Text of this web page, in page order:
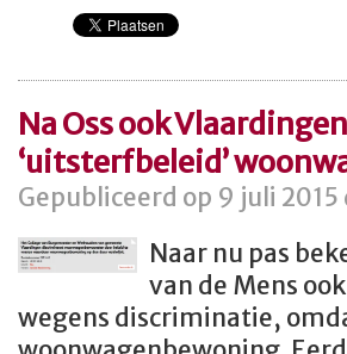
Na Oss ook
‘uitsterfbeleid’
Gepubliceerd op 9 juli
Naar nu pas
van de Mens
wegens discriminatie,